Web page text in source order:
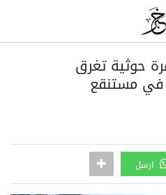
حوثية تغرق
في مستنقع
ارسل